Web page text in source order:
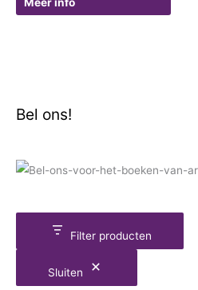
Bel ons!
Filter producten
Sluiten